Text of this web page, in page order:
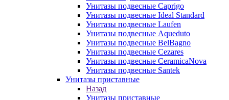
Унитазы подвесные Caprigo
Унитазы подвесные Ideal Standard
Унитазы подвесные Laufen
Унитазы подвесные Aqueduto
Унитазы подвесные BelBagno
Унитазы подвесные Cezares
Унитазы подвесные CeramicaNova
Унитазы подвесные Santek
Унитазы приставные
Назад
Унитазы приставные